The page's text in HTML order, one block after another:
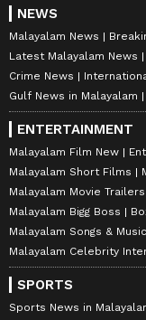
NEWS
Malayalam News
Latest Malayalam News
Crime News
Gulf News in Malayalam
ENTERTAINMENT
Malayalam Film New
Malayalam Short Films
Malayalam Movie Trailers
Malayalam Bigg Boss
Malayalam Songs & Music
Malayalam Celebrity
SPORTS
Sports News in